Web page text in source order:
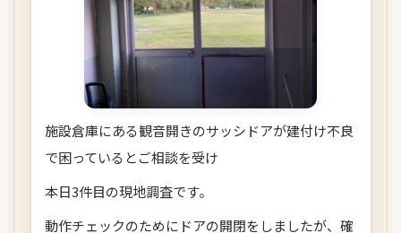
施設倉庫にある観音開きのサッシドアが建付け不良
で困っているとご相談を受け
本日3件目の現地調査です。
動作チェックのためにドアの開閉をしましたが、確